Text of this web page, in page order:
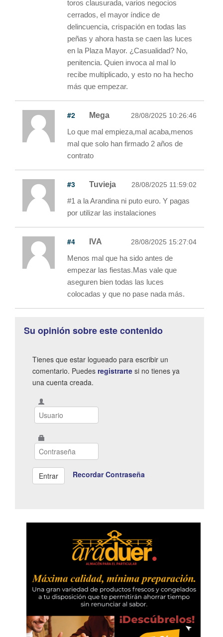
toros clausurada, varios negocios
cerrados, el mayor índice de
delincuencia, crispación en todas las
peñas y ahora hasta se caen las luces
en la Plaza Mayor. ¿Casualidad? No,
penitencia. Quien invoca al mal lo
recibe multiplicado, y esto no ha hecho
más que empezar.
#2 Mega 28/08/2025 10:26:46
Lo que mal empieza,mal acaba,menos
mal que solo han firmado 2 años de
contrato
#3 Tuvieja 28/08/2025 11:59:02
#1 a la Arandina ni puto euro. Y pagas
por utilizar las instalaciones
#4 IVA 28/08/2025 15:27:04
Menos mal que ha sido antes de
empezar las fiestas.Mas vale que
aseguren bien todas las luces
colocadas y que no pase nada más.
Su opinión sobre este contenido
Tienes que estar logueado para escribir un
comentario. Puedes registrarte si no tienes ya
una cuenta creada.
Recordar Contraseña